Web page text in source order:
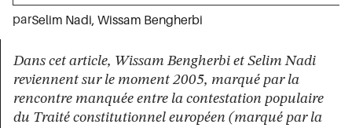
parSelim Nadi, Wissam Bengherbi
Dans cet article, Wissam Bengherbi et Selim Nadi
reviennent sur le moment 2005, marqué par la
rencontre manquée entre la contestation populaire
du Traité constitutionnel européen (marqué par la